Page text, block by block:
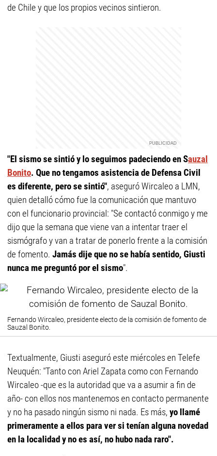
de Chile y que los propios vecinos sintieron.
"El sismo se sintió y lo seguimos padeciendo en Sauzal
Bonito. Que no tengamos asistencia de Defensa Civil
es diferente, pero se sintió", aseguró Wircaleo a LMN,
quien detalló cómo fue la comunicación que mantuvo
con el funcionario provincial: "Se contactó conmigo y me
dijo que la semana que viene van a intentar traer el
sismógrafo y van a tratar de ponerlo frente a la comisión
de fomento. Jamás dije que no se había sentido, Giusti
nunca me preguntó por el sismo".
Fernando Wircaleo, presidente electo de la comisión de fomento de
Sauzal Bonito.
Textualmente, Giusti aseguró este miércoles en Telefe
Neuquén: "Tanto con Ariel Zapata como con Fernando
Wircaleo -que es la autoridad que va a asumir a fin de
año- con ellos nos mantenemos en contacto permanente
y no ha pasado ningún sismo ni nada. Es más, yo llamé
primeramente a ellos para ver si tenían alguna novedad
en la localidad y no es así, no hubo nada raro".